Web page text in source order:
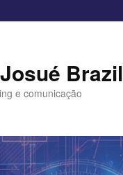
Brazil
e comunicação